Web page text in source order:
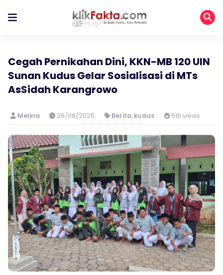
Cegah Pernikahan Dini, KKN-MB 120 UIN
Sunan Kudus Gelar Sosialisasi di MTs
AsSidah Karangrowo
Melina 26/08/2025 Berita, kudus 516 views